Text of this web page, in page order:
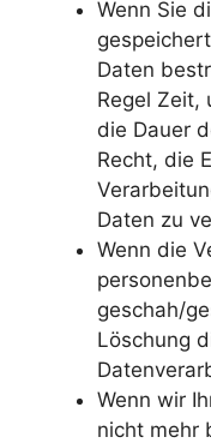
Wenn Sie
Daten
Regel Zeit,
die Dauer
Recht, die
Daten zu
Wenn die
geschah/
Löschung
Wenn wir
nicht mehr